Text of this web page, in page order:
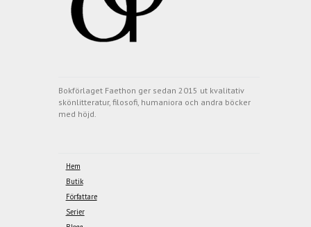
Bokförlaget Faethon ger sedan 2015 ut kvalitativ
skönlitteratur, filosofi, humaniora och andra böcker
med höjd.
Hem
Butik
Författare
Serier